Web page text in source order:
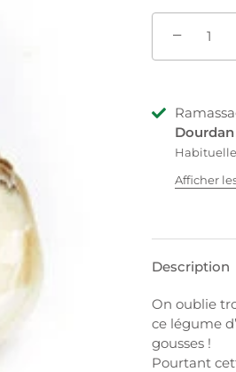
−
Dourdan
Afficher
Description
On oublie
ce légume
gousses !
Pourtant